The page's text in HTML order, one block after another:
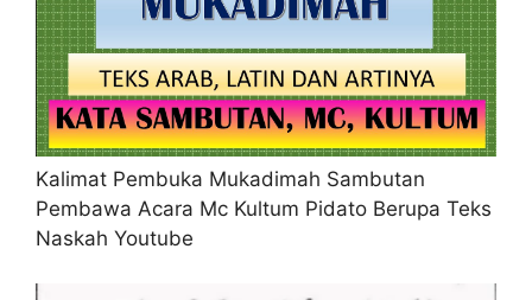
Kalimat Pembuka Mukadimah Sambutan
Pembawa Acara Mc Kultum Pidato Berupa Teks
Naskah Youtube